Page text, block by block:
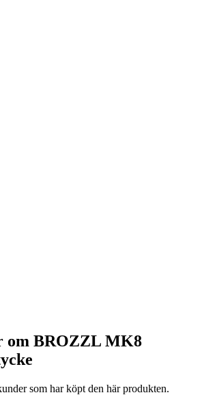
om BROZZL MK8
som har köpt den här produkten.